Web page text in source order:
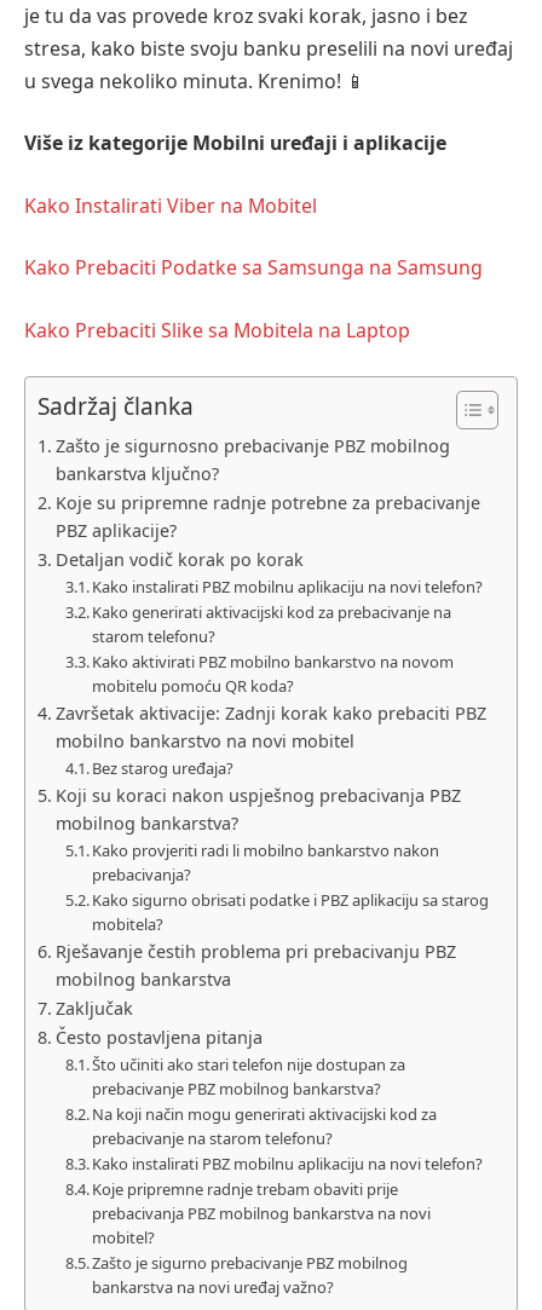
je tu da vas provede kroz svaki korak, jasno i bez
stresa, kako biste svoju banku preselili na novi uređaj
u svega nekoliko minuta. Krenimo! 📱
Više iz kategorije Mobilni uređaji i aplikacije
Kako Instalirati Viber na Mobitel
Kako Prebaciti Podatke sa Samsunga na Samsung
Kako Prebaciti Slike sa Mobitela na Laptop
Sadržaj članka
Zašto je sigurnosno prebacivanje PBZ mobilnog
bankarstva ključno?
Koje su pripremne radnje potrebne za prebacivanje
PBZ aplikacije?
Detaljan vodič korak po korak
Kako instalirati PBZ mobilnu aplikaciju na novi telefon?
Kako generirati aktivacijski kod za prebacivanje na
starom telefonu?
Kako aktivirati PBZ mobilno bankarstvo na novom
mobitelu pomoću QR koda?
Završetak aktivacije: Zadnji korak kako prebaciti PBZ
mobilno bankarstvo na novi mobitel
Bez starog uređaja?
Koji su koraci nakon uspješnog prebacivanja PBZ
mobilnog bankarstva?
Kako provjeriti radi li mobilno bankarstvo nakon
prebacivanja?
Kako sigurno obrisati podatke i PBZ aplikaciju sa starog
mobitela?
Rješavanje čestih problema pri prebacivanju PBZ
mobilnog bankarstva
Zaključak
Često postavljena pitanja
Što učiniti ako stari telefon nije dostupan za
prebacivanje PBZ mobilnog bankarstva?
Na koji način mogu generirati aktivacijski kod za
prebacivanje na starom telefonu?
Kako instalirati PBZ mobilnu aplikaciju na novi telefon?
Koje pripremne radnje trebam obaviti prije
prebacivanja PBZ mobilnog bankarstva na novi
mobitel?
Zašto je sigurno prebacivanje PBZ mobilnog
bankarstva na novi uređaj važno?